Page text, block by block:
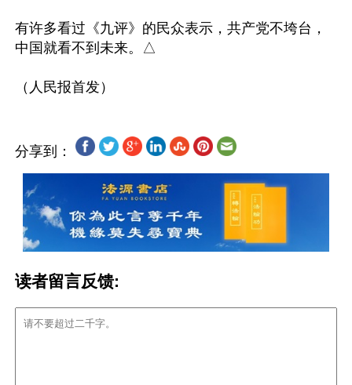
有许多看过《九评》的民众表示，共产党不垮台，
中国就看不到未来。△
分享到：
读者留言反馈: